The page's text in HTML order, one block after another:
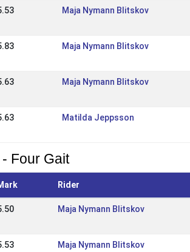
Maja Nymann Blitskov
Maja Nymann Blitskov
Maja Nymann Blitskov
Matilda Jeppsson
Four Gait
Rider
Maja Nymann Blitskov
Maja Nymann Blitskov